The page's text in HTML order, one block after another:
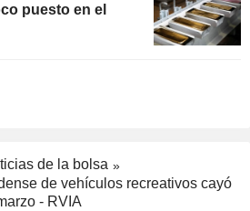
puesto en el
de la bolsa
de vehículos recreativos cayó
- RVIA